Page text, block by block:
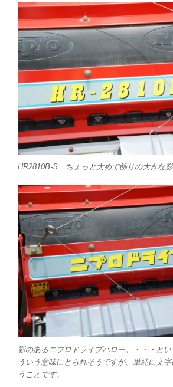
HR2810B-S ちょっと太めで飾りの大きな影
影のあるニプロドライブハロー。・・・と
ういう意味にとられそうですが、単純に文
うことです。